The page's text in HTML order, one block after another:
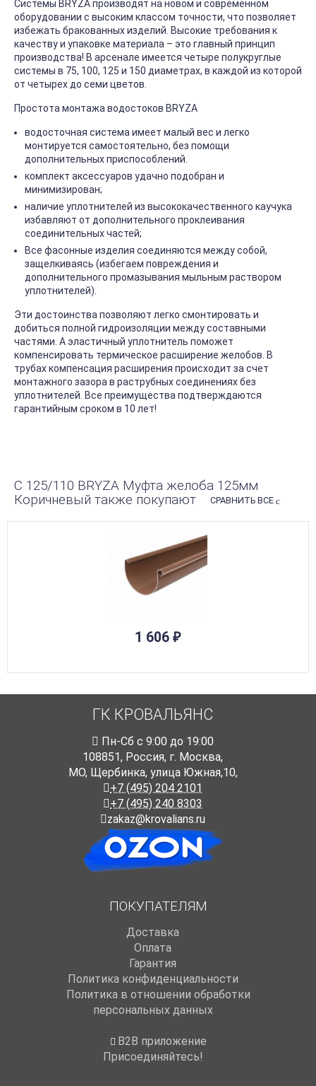
Системы BRYZA производят на новом и современном
оборудовании с высоким классом точности, что позволяет
избежать бракованных изделий. Высокие требования к
качеству и упаковке материала – это главный принцип
производства! В арсенале имеется четыре полукруглые
системы в 75, 100, 125 и 150 диаметрах, в каждой из которой
от четырех до семи цветов.
Простота монтажа водостоков BRYZA
водосточная система имеет малый вес и легко
монтируется самостоятельно, без помощи
дополнительных приспособлений.
комплект аксессуаров удачно подобран и
минимизирован;
наличие уплотнителей из высококачественного каучука
избавляют от дополнительного проклеивания
соединительных частей;
Все фасонные изделия соединяются между собой,
защелкиваясь (избегаем повреждения и
дополнительного промазывания мыльным раствором
уплотнителей).
Эти достоинства позволяют легко смонтировать и
добиться полной гидроизоляции между составными
частями. А эластичный уплотнитель поможет
компенсировать термическое расширение желобов. В
трубах компенсация расширения происходит за счет
монтажного зазора в раструбных соединениях без
уплотнителей. Все преимущества подтверждаются
гарантийным сроком в 10 лет!
С 125/110 BRYZA Муфта желоба 125мм
Коричневый также покупают
СРАВНИТЬ ВСЕ
1 606 ₽
ГК КРОВАЛЬЯНС
Пн-Cб с 9:00 до 19:00
108851, Россия, г. Москва,
МО, Щербинка, улица Южная,10,
+7 (495) 204 2101
+7 (495) 240 8303
zakaz@krovalians.ru
ПОКУПАТЕЛЯМ
Доставка
Оплата
Гарантия
Политика конфиденциальности
Политика в отношении обработки
персональных данных
B2B приложение
Присоединяйтесь!